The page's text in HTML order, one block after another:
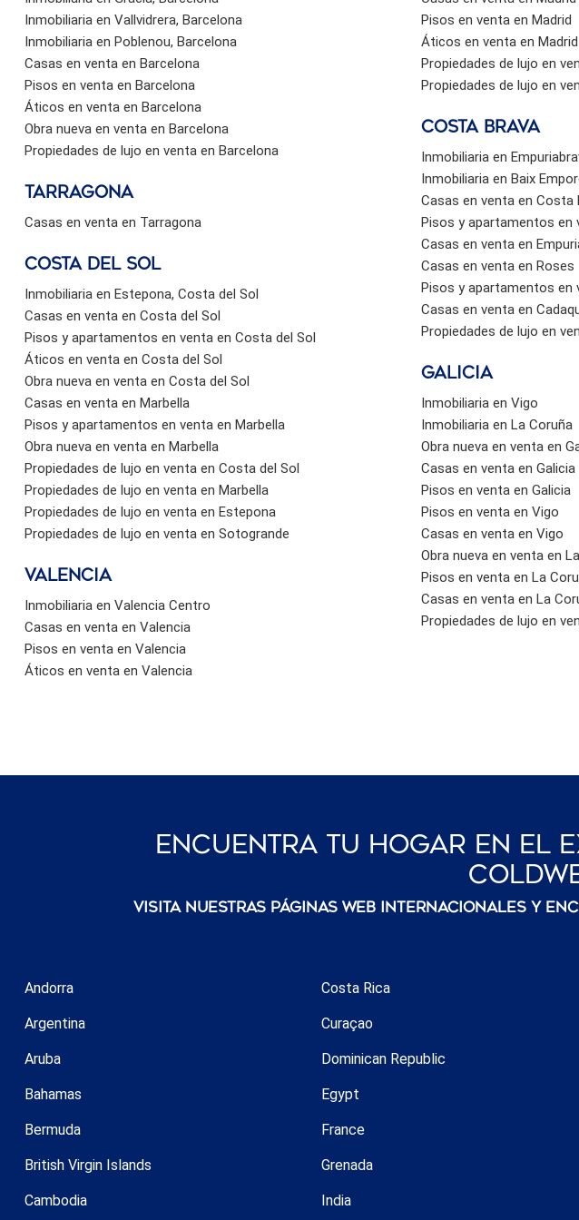
Inmobiliaria en Vallvidrera, Barcelona
Inmobiliaria en Poblenou, Barcelona
Casas en venta en Barcelona
Pisos en venta en Barcelona
Áticos en venta en Barcelona
Obra nueva en venta en Barcelona
Propiedades de lujo en venta en Barcelona
Tarragona
Casas en venta en Tarragona
Costa del sol
Inmobiliaria en Estepona, Costa del Sol
Casas en venta en Costa del Sol
Pisos y apartamentos en venta en Costa del Sol
Áticos en venta en Costa del Sol
Obra nueva en venta en Costa del Sol
Casas en venta en Marbella
Pisos y apartamentos en venta en Marbella
Obra nueva en venta en Marbella
Propiedades de lujo en venta en Costa del Sol
Propiedades de lujo en venta en Marbella
Propiedades de lujo en venta en Estepona
Propiedades de lujo en venta en Sotogrande
valencia
Inmobiliaria en Valencia Centro
Casas en venta en Valencia
Pisos en venta en Valencia
Áticos en venta en Valencia
Pisos en venta en Madrid
Áticos en venta en Madrid
Propiedades de lujo en
Propiedades de lujo en
Costa brava
Inmobiliaria en
Inmobiliaria en Baix
Casas en venta en Costa
Pisos y apartamentos en
Casas en venta en
Casas en venta en Roses
Pisos y apartamentos en
Casas en venta en
Propiedades de lujo en
Galicia
Inmobiliaria en Vigo
Inmobiliaria en La Coruña
Obra nueva en venta en
Casas en venta en Galicia
Pisos en venta en Galicia
Pisos en venta en Vigo
Casas en venta en Vigo
Obra nueva en venta en
Pisos en venta en La
Casas en venta en La
Propiedades de lujo en
Encuentra Tu Hogar En El
Visita nuestras páginas web internacionales y
Andorra
Argentina
Aruba
Bahamas
Bermuda
British Virgin Islands
Cambodia
Costa Rica
Curaçao
Dominican Republic
Egypt
France
Grenada
India